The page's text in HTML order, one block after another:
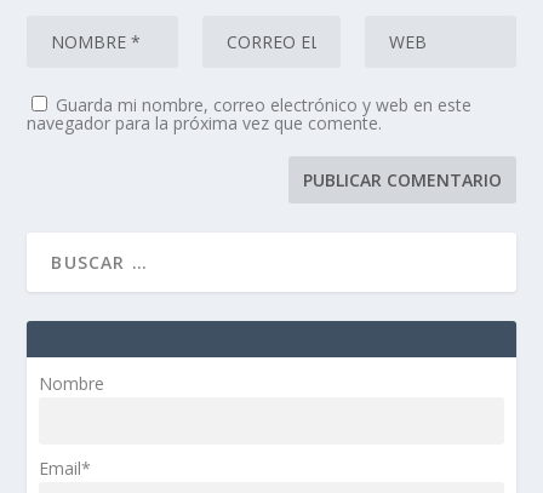
Guarda mi nombre, correo electrónico y web en este
navegador para la próxima vez que comente.
Nombre
Email*